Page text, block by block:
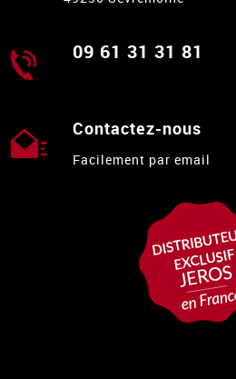
09 61 31 31 81
Contactez-nous
Facilement par email